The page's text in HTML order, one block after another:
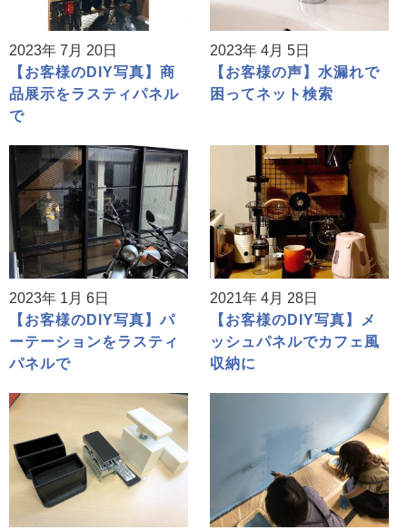
2023年 7月 20日
【お客様のDIY写真】商
品展示をラスティパネル
で
2023年 4月 5日
【お客様の声】水漏れで
困ってネット検索
2023年 1月 6日
【お客様のDIY写真】パ
ーテーションをラスティ
パネルで
2021年 4月 28日
【お客様のDIY写真】メ
ッシュパネルでカフェ風
収納に